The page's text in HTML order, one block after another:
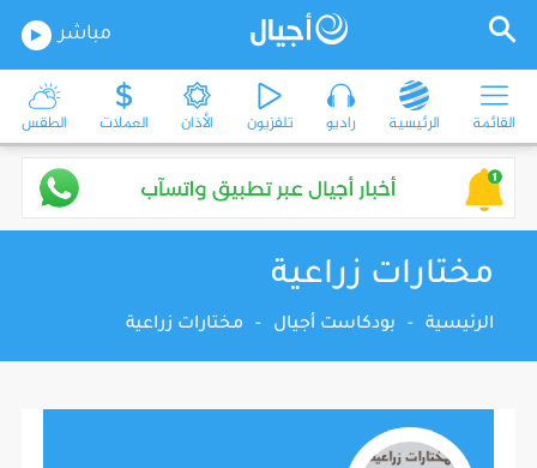
مباشر
القائمة الرئيسية راديو تلفزيون الأذان العملات الطقس
مختارات زراعية
الرئيسية - بودكاست أجيال - مختارات زراعية